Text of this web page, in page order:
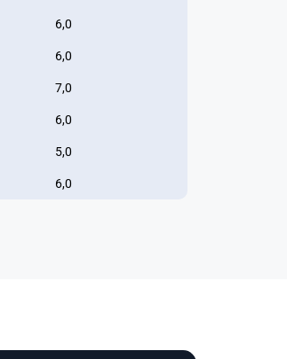
6,0
6,0
7,0
6,0
5,0
6,0